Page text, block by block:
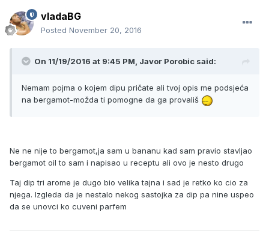
vladaBG
Posted November 20, 2016
On 11/19/2016 at 9:45 PM, Javor Porobic said:
Nemam pojma o kojem dipu pričate ali tvoj opis me podsjeća
na bergamot-možda ti pomogne da ga provališ
Ne ne nije to bergamot,ja sam u bananu kad sam pravio stavljao
bergamot oil to sam i napisao u receptu ali ovo je nesto drugo
Taj dip tri arome je dugo bio velika tajna i sad je retko ko cio za
njega. Izgleda da je nestalo nekog sastojka za dip pa nine uspeo
da se unovci ko cuveni parfem